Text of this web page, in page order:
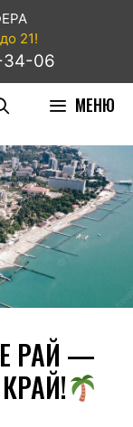
21!
06
МЕНЮ
РАЙ —